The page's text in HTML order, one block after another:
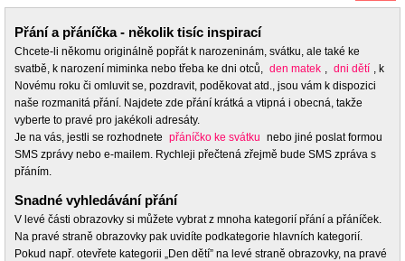
Přání a přáníčka - několik tisíc inspirací
Chcete-li někomu originálně popřát k narozeninám, svátku, ale také ke
svatbě, k narození miminka nebo třeba ke dni otců, den matek , dni dětí , k
Novému roku či omluvit se, pozdravit, poděkovat atd., jsou vám k dispozici
naše rozmanitá přání. Najdete zde přání krátká a vtipná i obecná, takže
vyberte to pravé pro jakékoli adresáty.
Je na vás, jestli se rozhodnete přáníčko ke svátku nebo jiné poslat formou
SMS zprávy nebo e-mailem. Rychleji přečtená zřejmě bude SMS zpráva s
přáním.
Snadné vyhledávání přání
V levé části obrazovky si můžete vybrat z mnoha kategorií přání a přáníček.
Na pravé straně obrazovky pak uvidíte podkategorie hlavních kategorií.
Pokud např. otevřete kategorii „Den dětí” na levé straně obrazovky, na pravé